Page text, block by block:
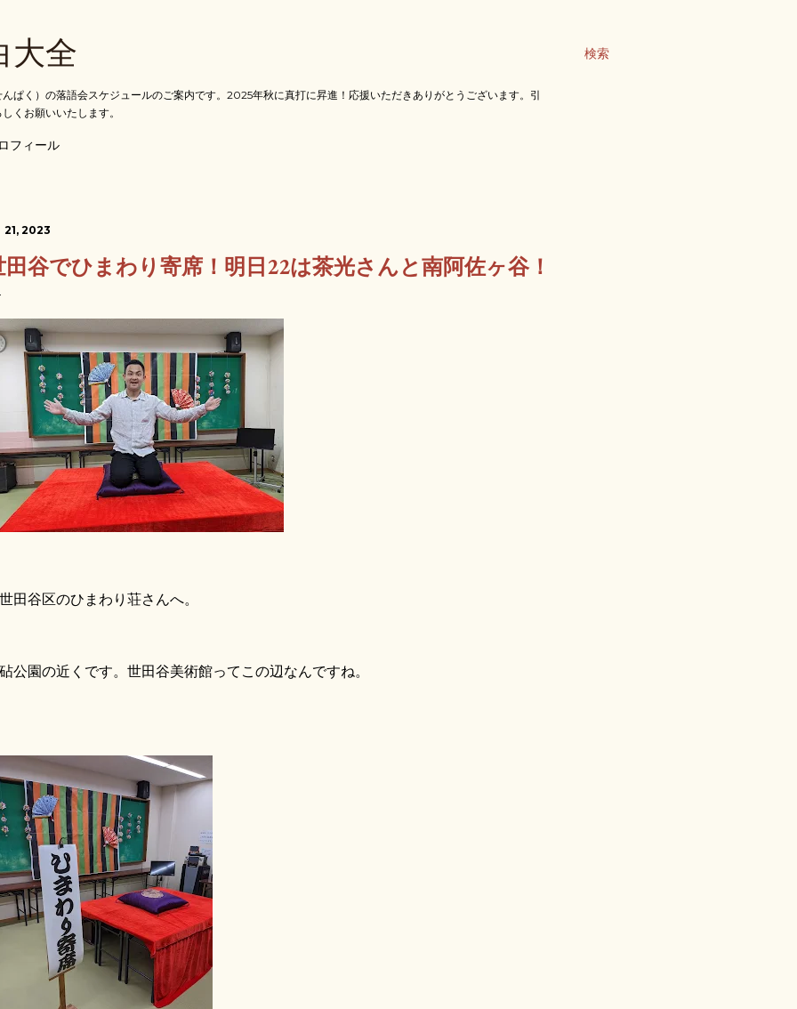
検索
大全
ぱく）の落語会スケジュールのご案内です。2025年秋に真打に昇進！応援いただきありがとうございます。引
くお願いいたします。
フィール
21, 2023
田谷でひまわり寄席！明日22は茶光さんと南阿佐ヶ谷！
谷区のひまわり荘さんへ。
園の近くです。世田谷美術館ってこの辺なんですね。